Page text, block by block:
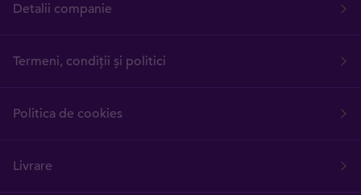
Detalii companie
Termeni, condiții și politici
Politica de cookies
Livrare